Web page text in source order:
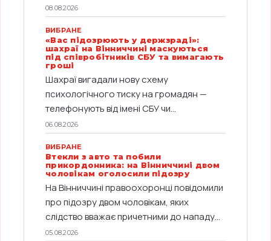
08.08.2026
ВИБРАНЕ
«Вас підозрюють у держзраді»:
шахраї на Вінниччині маскуються
під співробітників СБУ та вимагають
гроші
Шахраї вигадали нову схему
психологічного тиску на громадян —
телефонують від імені СБУ чи...
06.08.2026
ВИБРАНЕ
Втекли з авто та побили
прикордонника: на Вінниччині двом
чоловікам оголосили підозру
На Вінниччині правоохоронці повідомили
про підозру двом чоловікам, яких
слідство вважає причетними до нападу...
05.08.2026